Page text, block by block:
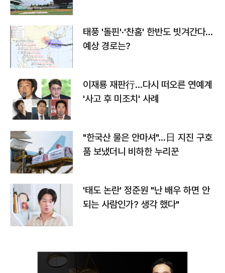
태풍 '돌핀'·'찬홈' 한반도 빗겨간다…
예상 경로는?
이재룡 재판行…다시 떠오른 연예계
'사고 후 미조치' 사례
"한국산 물은 안마셔"…日 지진 구호
품 보냈더니 비하한 누리꾼
'태도 논란' 정준원 "난 배우 하면 안
되는 사람인가? 생각 했다"